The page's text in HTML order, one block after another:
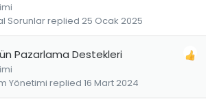
25 Ocak 2025
Sorunlar
Pazarlama Destekleri
16 Mart 2024
Yönetimi